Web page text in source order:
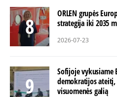
ORLEN grupės
strategija iki 2035
2026-07-23
Sofijoje vykusiame
demokratijos
visuomenės galią